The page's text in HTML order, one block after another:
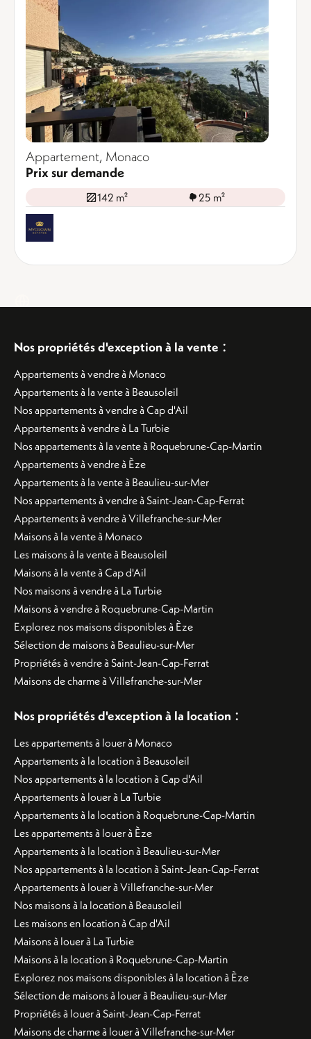
Appartement, Monaco
Prix sur demande
142 m² 25 m²
Nos propriétés d'exception à la vente :
Appartements à vendre à Monaco
Appartements à la vente à Beausoleil
Nos appartements à vendre à Cap d'Ail
Appartements à vendre à La Turbie
Nos appartements à la vente à Roquebrune-Cap-Martin
Appartements à vendre à Èze
Appartements à la vente à Beaulieu-sur-Mer
Nos appartements à vendre à Saint-Jean-Cap-Ferrat
Appartements à vendre à Villefranche-sur-Mer
Maisons à la vente à Monaco
Les maisons à la vente à Beausoleil
Maisons à la vente à Cap d'Ail
Nos maisons à vendre à La Turbie
Maisons à vendre à Roquebrune-Cap-Martin
Explorez nos maisons disponibles à Èze
Sélection de maisons à Beaulieu-sur-Mer
Propriétés à vendre à Saint-Jean-Cap-Ferrat
Maisons de charme à Villefranche-sur-Mer
Nos propriétés d'exception à la location :
Les appartements à louer à Monaco
Appartements à la location à Beausoleil
Nos appartements à la location à Cap d'Ail
Appartements à louer à La Turbie
Appartements à la location à Roquebrune-Cap-Martin
Les appartements à louer à Èze
Appartements à la location à Beaulieu-sur-Mer
Nos appartements à la location à Saint-Jean-Cap-Ferrat
Appartements à louer à Villefranche-sur-Mer
Nos maisons à la location à Beausoleil
Les maisons en location à Cap d'Ail
Maisons à louer à La Turbie
Maisons à la location à Roquebrune-Cap-Martin
Explorez nos maisons disponibles à la location à Èze
Sélection de maisons à louer à Beaulieu-sur-Mer
Propriétés à louer à Saint-Jean-Cap-Ferrat
Maisons de charme à louer à Villefranche-sur-Mer